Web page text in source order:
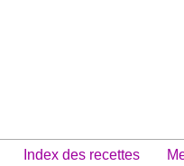
Index des recettes